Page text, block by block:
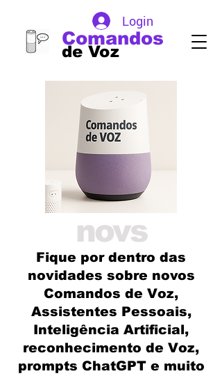
de Voz
Comandos
Login
novs
Fique por dentro das
novidades sobre novos
Comandos de Voz,
Assistentes Pessoais,
Inteligência Artificial,
reconhecimento de Voz,
prompts ChatGPT e muito